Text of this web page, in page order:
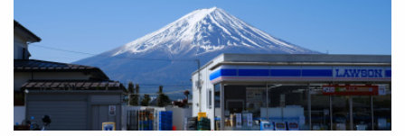
一補到底。二、衣的養生與禁忌早晚日夜溫差大，別忘早晚
添加衣服。三、住的養生與禁忌1.「秋老虎」到要注意防暑
降溫，此時晝夜溫差逐漸變大，也要預防感冒著涼。夜間睡
覺時腰腹要蓋被子，以防受涼。2. 炎熱季節，許多家庭和辦
公室都開著空調，人們在享受清風涼意的同時，也容易患上
“空調病”。尤其在立秋之後，天氣早晚較涼，稍不注意，
出門；有人午餐只有一整塊板豆腐，撒點胡椒粉就直接開
吃，還被同事笑稱像是在啃石頭。也有網友分享，自己的便
當清一色都是蒸蔬菜，蒸完後滿滿都是菜湯，光看賣相就讓
人食慾全失；還有人午餐是一碗白飯搭配鰻魚罐頭，因為沒
有可微波的便當盒，只好全部倒進馬克杯加熱後再食用，各
式各樣的「生存便當」讓不少人笑翻。留言區更湧入大批苦